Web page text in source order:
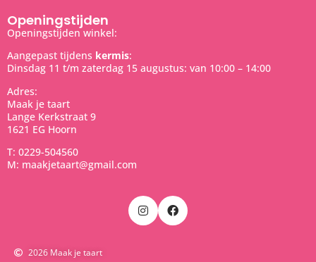
Openingstijden
Openingstijden winkel:
Aangepast tijdens kermis:
Dinsdag 11 t/m zaterdag 15 augustus: van 10:00 – 14:00
Adres:
Maak je taart
Lange Kerkstraat 9
1621 EG Hoorn
T: 0229-504560
M: maakjetaart@gmail.com
2026 Maak je taart